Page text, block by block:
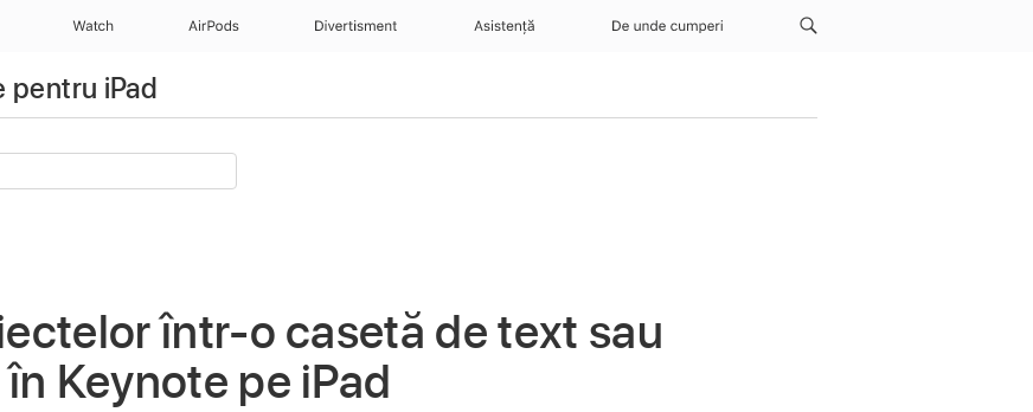
Watch AirPods Divertisment Asistență De unde cumperi
pentru iPad
într-o casetă de text sau
Keynote pe iPad